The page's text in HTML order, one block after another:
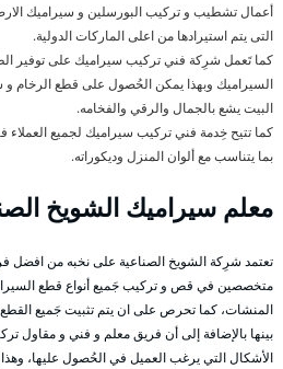
أعمال تشطيب و تركيب البورسلين و سيراميك
التى يتم استيرادها من اعلى الماركات الدولية.
كما تَعمل شرِكة فني تركيب سيراميك على توفير
السيراميك وبهذا يمكن الحُصول على قطع الرخام و
البيت يشع بالجمال والرقي والفخامه.
كما تتيح خِدمة فني تركيب سيراميك لجميع العملاء
بما يتناسب مع ألوان المنزل وديكوراته.
معلم سيراميك الشويخ
تعتمد شرِكة الشويخ الصناعية على نخبه من افضل
متخصصين في قص و تركيب جَميع أنواع قطع
المنشات، كما تحرص على ان يتم تثبيت جَميع
بينها بالإضافة إلى أن فريق معلم و فني و مقاول
الأشكال التي يرغب العميل في الحُصول عليها،